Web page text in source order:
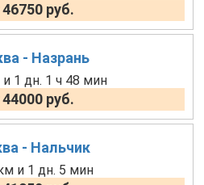
руб.
- Назрань
1 дн. 1 ч 48 мин
руб.
- Нальчик
и 1 дн. 5 мин